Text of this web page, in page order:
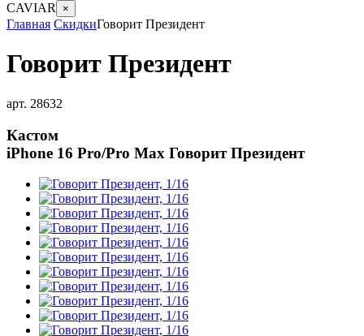
CAVIAR ×
Главная СкидкиГоворит Президент
Говорит Президент
арт. 28632
Кастом
iPhone 16 Pro/Pro Max Говорит Президент